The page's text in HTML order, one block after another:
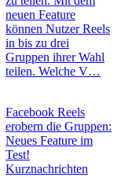
neuen Feature
können Nutzer Reels
in bis zu drei
Gruppen ihrer Wahl
teilen. Welche V…
Facebook Reels
erobern die Gruppen:
Neues Feature im
Test!
Kurznachrichten